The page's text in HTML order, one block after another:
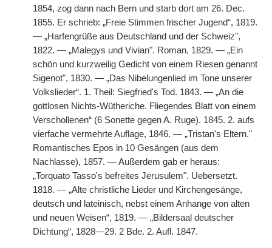
1854, zog dann nach Bern und starb dort am 26. Dec.
1855. Er schrieb: „Freie Stimmen frischer Jugend“, 1819.
— „Harfengrüße aus Deutschland und der Schweiz",
1822. — „Malegys und Vivian". Roman, 1829. — „Ein
schön und kurzweilig Gedicht von einem Riesen genannt
Sigenot", 1830. — „Das Nibelungenlied im Tone unserer
Volkslieder“. 1. Theil: Siegfried's Tod. 1843. — „An die
gottlosen Nichts-Wütheriche. Fliegendes Blatt von einem
Verschollenen“ (6 Sonette gegen A. Ruge). 1845. 2. aufs
vierfache vermehrte Auflage, 1846. — „Tristan's Eltern."
Romantisches Epos in 10 Gesängen (aus dem
Nachlasse), 1857. — Außerdem gab er heraus:
„Torquato Tasso's befreites Jerusulem". Uebersetzt.
1818. — „Alte christliche Lieder und Kirchengesänge,
deutsch und lateinisch, nebst einem Anhange von alten
und neuen Weisen“, 1819. — „Bildersaal deutscher
Dichtung“, 1828—29. 2 Bde. 2. Aufl. 1847.